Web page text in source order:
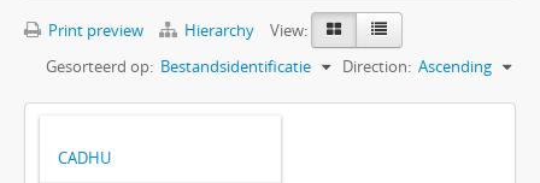
Print preview Hierarchy
View:
Gesorteerd op: Bestandsidentificatie Direction: Ascending
CADHU